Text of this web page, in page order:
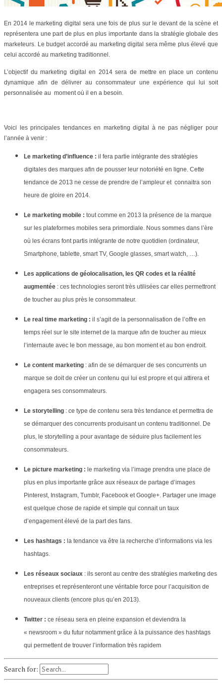
En 2014 le marketing digital sera une fois de plus sur le devant de la scène et
représentera une part de plus en plus importante dans la stratégie globale des
marketeurs. Le budget accordé au marketing digital sera même plus élevé que
celui accordé au marketing traditionnel.
L’objectif du marketing digital en 2014 sera de mettre en place un contenu
dynamique afin de délivrer au consommateur une expérience qui lui soit
personnalisée au moment où il en a besoin.
Voici les principales tendances en marketing digital à ne pas négliger pour
l’année à venir :
Le marketing d’influence : il fera partie intégrante des stratégies
digitales des marques afin de pousser leur notoriété en ligne. Cette
tendance de 2013 ne cesse de prendre de l’ampleur et connaitra son
heure de gloire en 2014.
Le marketing mobile : tout comme en 2013 la présence de la marque
sur les plateformes mobiles sera primordiale. Nous sommes dans l’ère
où les écrans font partis intégrante de notre quotidien (ordinateur,
Smartphone, tablette, smart TV, Google glasses, smart watch, …).
Les applications de géolocalisation, les QR codes et la réalité
augmentée : ces technologies seront très utilisées car elles permettront
de toucher au plus près le consommateur.
Le real time marketing : il s’agit de la personnalisation de l’offre en
temps réel sur le site internet de la marque afin de toucher au mieux
l’internaute avec le bon message, au bon moment et au bon endroit.
Le content marketing : afin de se démarquer de ses concurrents un
marque se doit de créer un contenu qui lui est propre et qui attirera et
engagera ses consommateurs.
Le storytelling : ce type de contenu sera très tendance et permettra de
se démarquer des concurrents produisant un contenu traditionnel. De
plus, le storytelling a pour avantage de séduire plus facilement les
consommateurs.
Le picture marketing : le marketing via l’image prendra une place de
plus en plus importante grâce aux réseaux de partage d’images
Pinterest, Instagram, Tumblr, Facebook et Google+. Partager une image
est quelque chose de rapide et simple qui connait un taux
d’engagement élevé de la part des fans.
Les hashtags : la tendance va être la recherche d’informations via les
hashtags.
Les réseaux sociaux : ils seront au centre des stratégies marketing des
entreprises et représenteront une véritable force pour l’acquisition de
nouveaux clients (encore plus qu’en 2013).
Twitter : ce réseau sera en pleine expansion et deviendra la
« newsroom » du futur notamment grâce à la puissance des hashtags
qui permettent de trouver l’information très rapidem
Search for: